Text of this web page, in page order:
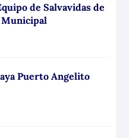
de Salvavidas de
Puerto Angelito